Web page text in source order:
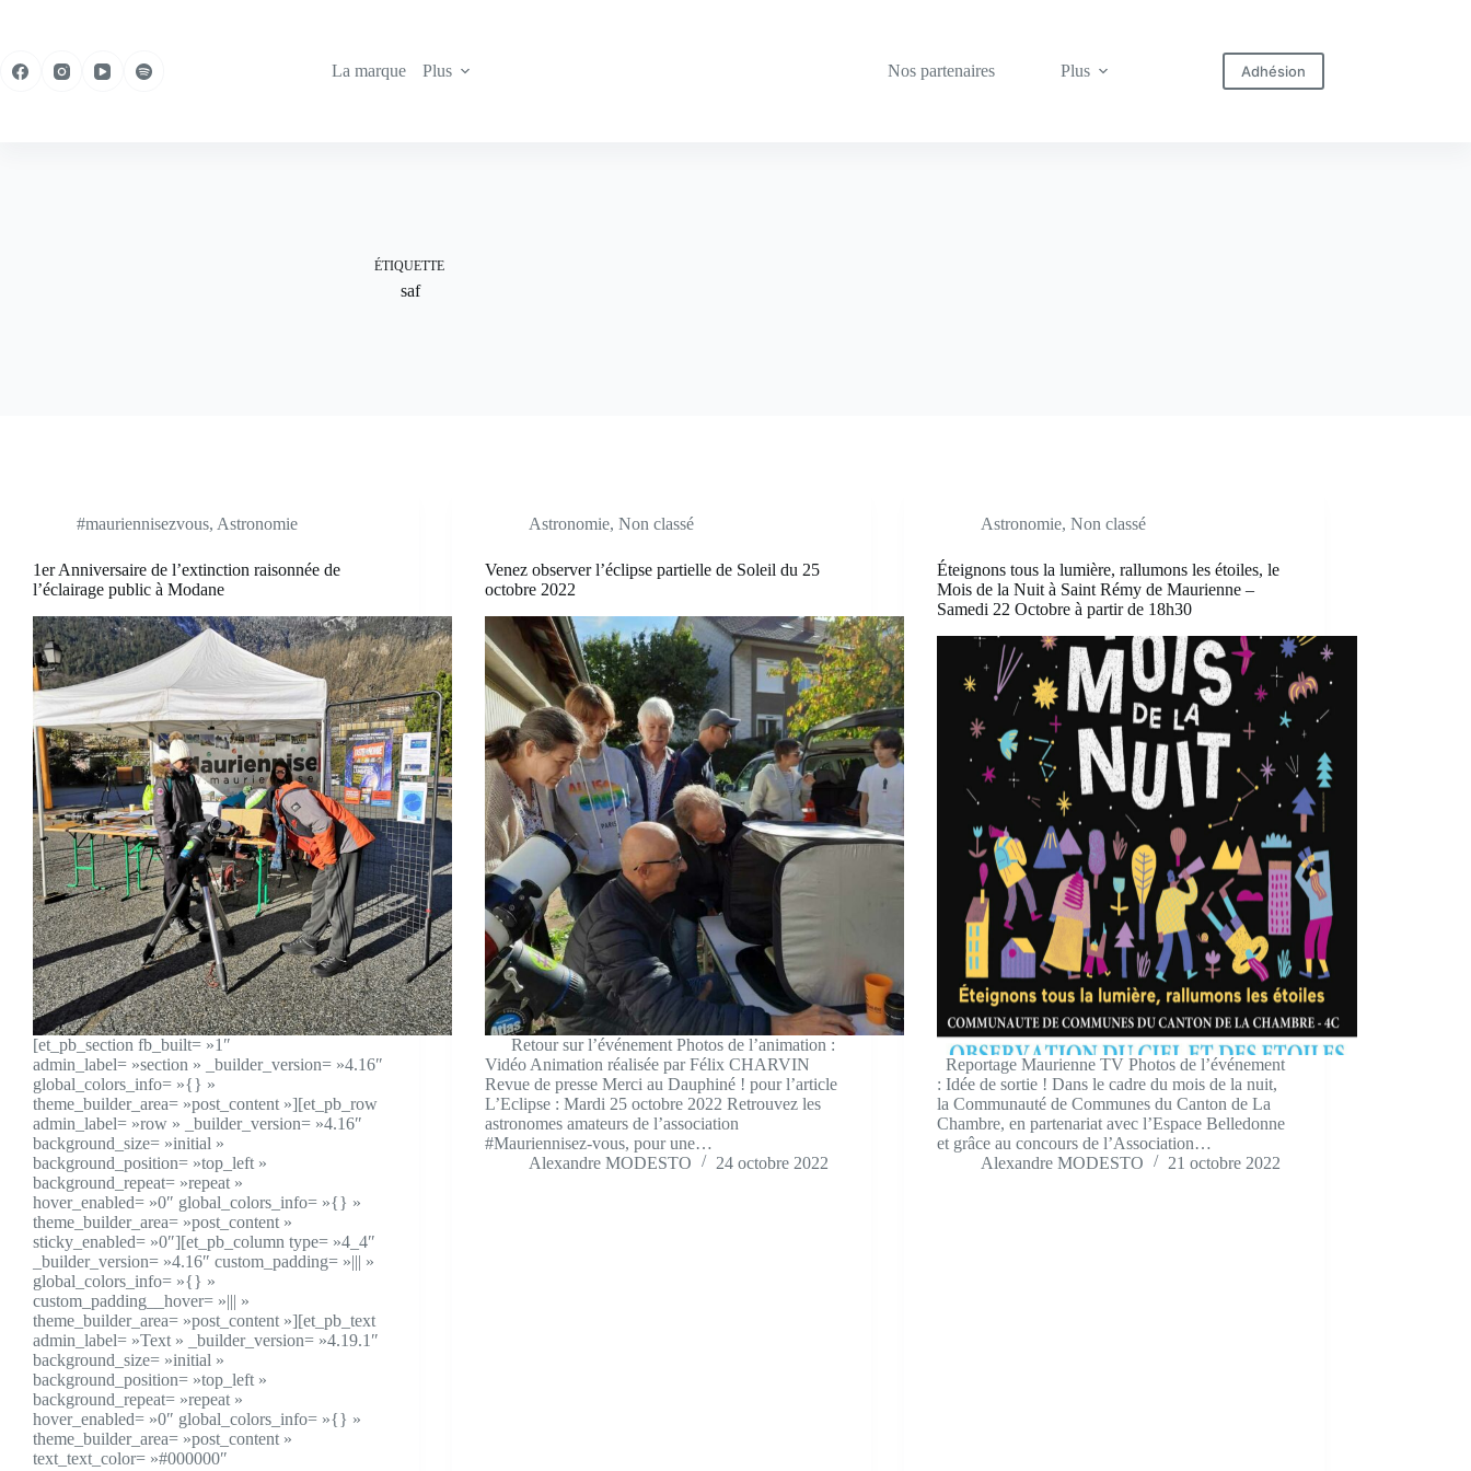
La marque
Plus Nos partenaires Plus Adhésion
ÉTIQUETTE
saf
#mauriennisezvous, Astronomie
1er Anniversaire de l’extinction raisonnée de
l’éclairage public à Modane
[et_pb_section fb_built= »1″
admin_label= »section » _builder_version= »4.16″
global_colors_info= »{} »
theme_builder_area= »post_content »][et_pb_row
admin_label= »row » _builder_version= »4.16″
background_size= »initial »
background_position= »top_left »
background_repeat= »repeat »
hover_enabled= »0″ global_colors_info= »{} »
theme_builder_area= »post_content »
sticky_enabled= »0″][et_pb_column type= »4_4″
_builder_version= »4.16″ custom_padding= »||| »
global_colors_info= »{} »
custom_padding__hover= »||| »
theme_builder_area= »post_content »][et_pb_text
admin_label= »Text » _builder_version= »4.19.1″
background_size= »initial »
background_position= »top_left »
background_repeat= »repeat »
hover_enabled= »0″ global_colors_info= »{} »
theme_builder_area= »post_content »
text_text_color= »#000000″
Astronomie,Non classé
Venez observer l’éclipse partielle de Soleil du 25
octobre 2022
Retour sur l’événement Photos de l’animation :
Vidéo Animation réalisée par Félix CHARVIN
Revue de presse Merci au Dauphiné ! pour l’article
L’Eclipse : Mardi 25 octobre 2022 Retrouvez les
astronomes amateurs de l’association
#Mauriennisez-vous, pour une…
Alexandre MODESTO
24 octobre 2022
Astronomie,Non classé
Éteignons tous la lumière, rallumons les étoiles, le
Mois de la Nuit à Saint Rémy de Maurienne –
Samedi 22 Octobre à partir de 18h30
Reportage Maurienne TV Photos de l’événement
: Idée de sortie ! Dans le cadre du mois de la nuit,
la Communauté de Communes du Canton de La
Chambre, en partenariat avec l’Espace Belledonne
et grâce au concours de l’Association…
Alexandre MODESTO
21 octobre 2022